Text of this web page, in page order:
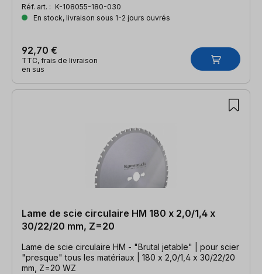
Réf. art. : K-108055-180-030
En stock, livraison sous 1-2 jours ouvrés
92,70 €
TTC, frais de livraison
en sus
Lame de scie circulaire HM 180 x 2,0/1,4 x
30/22/20 mm, Z=20
Lame de scie circulaire HM - "Brutal jetable" | pour scier
"presque" tous les matériaux | 180 x 2,0/1,4 x 30/22/20
mm, Z=20 WZ